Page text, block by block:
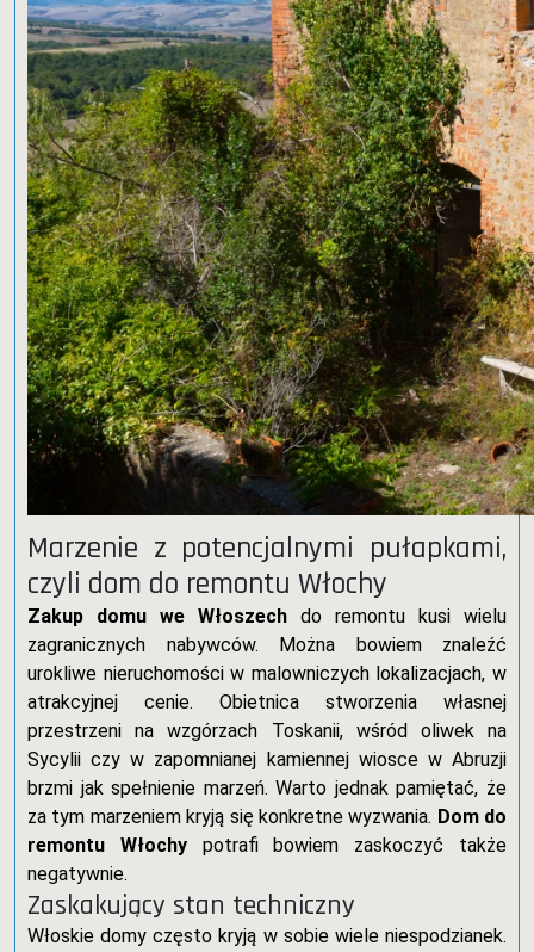
Marzenie z potencjalnymi pułapkami,
czyli dom do remontu Włochy
Zakup domu we Włoszech do remontu kusi wielu
zagranicznych nabywców. Można bowiem znaleźć
urokliwe nieruchomości w malowniczych lokalizacjach, w
atrakcyjnej cenie. Obietnica stworzenia własnej
przestrzeni na wzgórzach Toskanii, wśród oliwek na
Sycylii czy w zapomnianej kamiennej wiosce w Abruzji
brzmi jak spełnienie marzeń. Warto jednak pamiętać, że
za tym marzeniem kryją się konkretne wyzwania. Dom do
remontu Włochypotrafi bowiem zaskoczyć także
negatywnie.
Zaskakujący stan techniczny
Włoskie domy często kryją w sobie wiele niespodzianek.